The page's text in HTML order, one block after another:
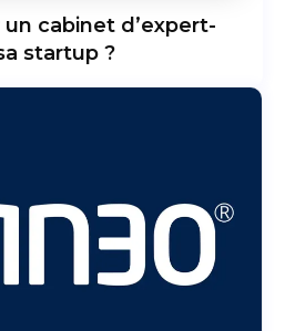
cabinet d’expert-
startup ?